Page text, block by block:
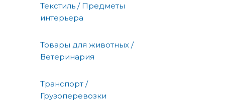
Текстиль / Предметы
интерьера
Товары для животных /
Ветеринария
Транспорт /
Грузоперевозки